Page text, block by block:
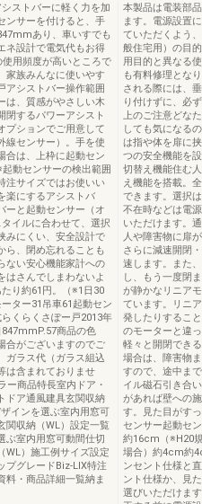
ストバーに軽く力を加
ンサーを付けると、手
あり、車いすでも
ネ設計で電気代もお得
用頻度が高いところで
家族みんなに使いやす
アシストバー操作範囲
は、質感がやさしい木
閉するパワーアシスト
プションでご用意して
線センサー）。手を使
合は、上枠に起動セン
動センサーの検出範囲
注サイズではお使いい
楽にするアシストバ
ーと起動センサー（オ
イルに合わせて、選択
みにくい、安全設計で
ら、閉め忘れることも
ない安心機能家計への
はさんでしまわないよ
り約61円。（※1日30
ター31吊車61起動セン
くらくさぽー戸2013年
商品の色
合がございますのでご
ガラス代（ガラス組込
は含まれておりませ
ー商品特長室内ドア・
ドア通風建具玄関収納
インを選ぶ室内用窓可
関収納（WL）設定一覧
ぶ室内用窓可動間仕切
WL）施工例サイズ設定
プグレードBiz-LIX特注
料・商品詳細一覧納ま
本製品は電装部
ます。電源設置
ていただくよう
般住宅用）の目
用目的と異なる
も有料修理とな
される際には、
り付けずに、必
上のご注意どな
しても気になる
は指や体を扉に
つの安全機能を
切替え機能住む
え機能を搭載。
できます。選択
不在時などは電
いただけます。
人や障害物に扉
さらに減速開閉
速します。また
し、もう一度閉
が静かなリニア
ています。リニ
発したりするこ
のモーターと違
軽々と開閉でき
場合は、障害物
すので、途中ま
イル磁石引き合
があれば壁への
す。見た目がす
センサー起動セ
約16cm（※H20
場合）約4cm約
ンセント仕様と
ント仕様か、見
選びいただけま